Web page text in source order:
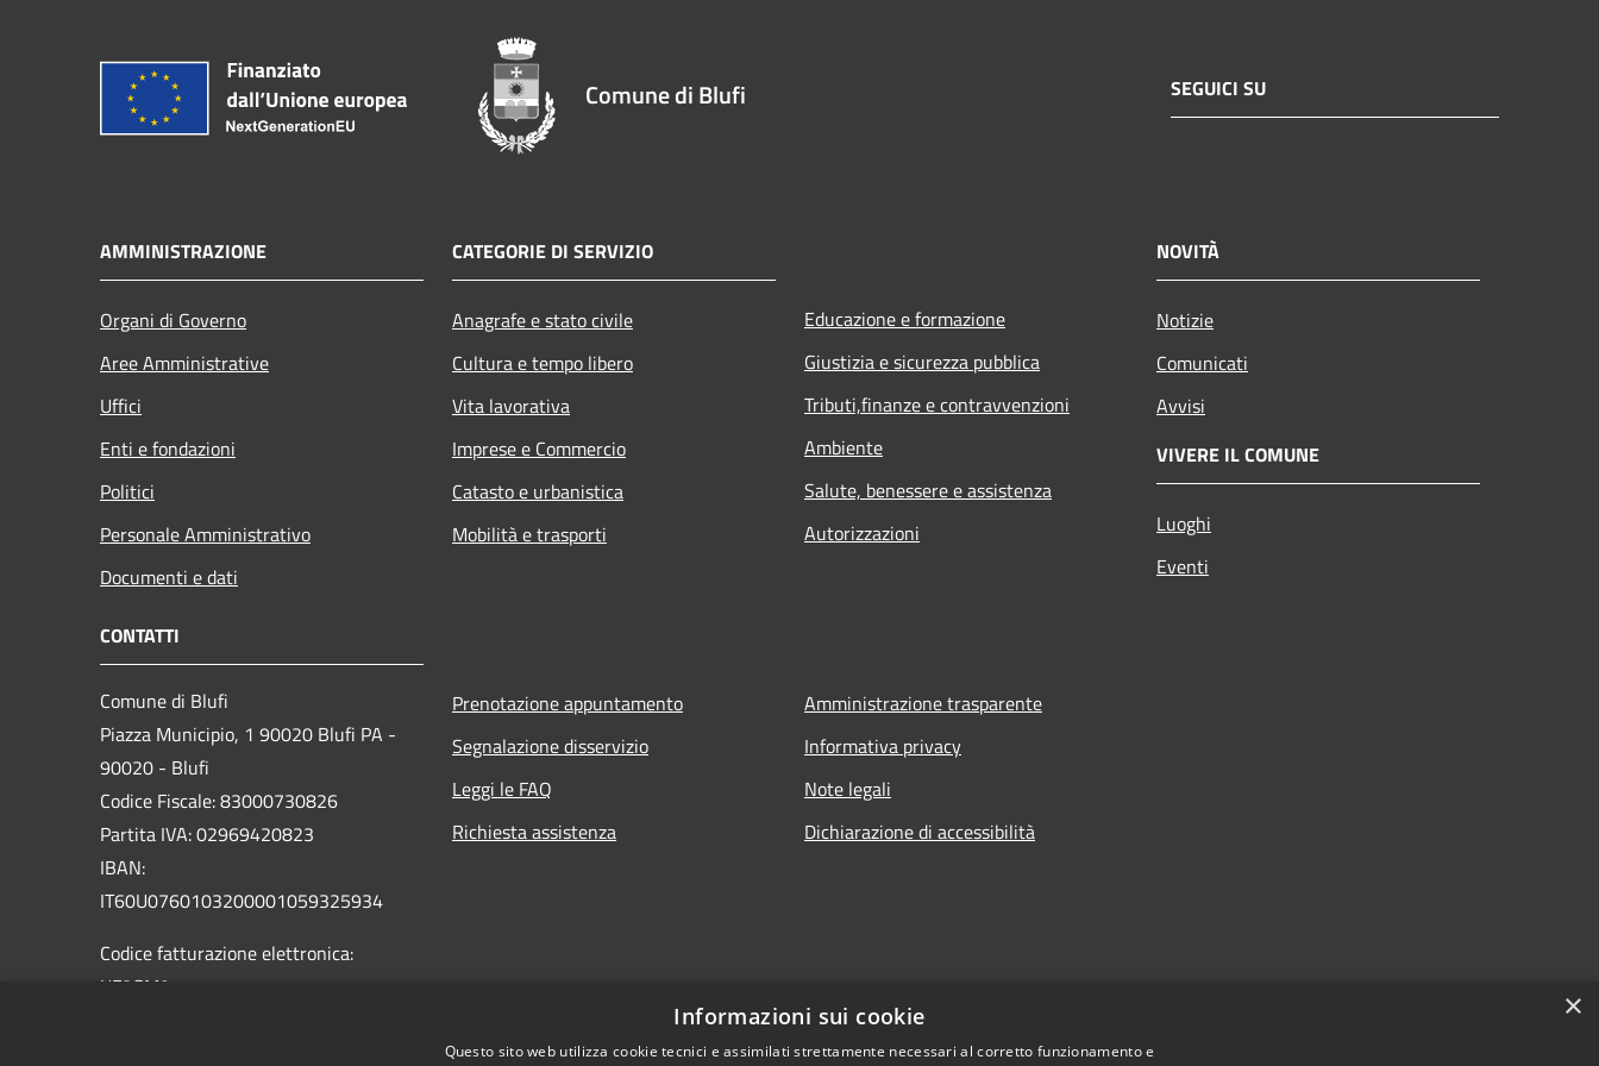
Comune di Blufi SEGUICI SU
AMMINISTRAZIONE
Organi di Governo
Aree Amministrative
Uffici
Enti e fondazioni
Politici
Personale Amministrativo
Documenti e dati
CATEGORIE DI SERVIZIO
Anagrafe e stato civile
Cultura e tempo libero
Vita lavorativa
Imprese e Commercio
Catasto e urbanistica
Mobilità e trasporti
Educazione e formazione
Giustizia e sicurezza pubblica
Tributi,finanze e contravvenzioni
Ambiente
Salute, benessere e assistenza
Autorizzazioni
NOVITÀ
Notizie
Comunicati
Avvisi
VIVERE IL COMUNE
Luoghi
Eventi
CONTATTI
Comune di Blufi
Piazza Municipio, 1 90020 Blufi PA -
90020 - Blufi
Codice Fiscale: 83000730826
Partita IVA: 02969420823
IBAN:
IT60U0760103200001059325934
Codice fatturazione elettronica:
UF8GM9
Prenotazione appuntamento
Segnalazione disservizio
Leggi le FAQ
Richiesta assistenza
Amministrazione trasparente
Informativa privacy
Note legali
Dichiarazione di accessibilità
×
Informazioni sui cookie
Questo sito web utilizza cookie tecnici e assimilati strettamente necessari al corretto funzionamento e